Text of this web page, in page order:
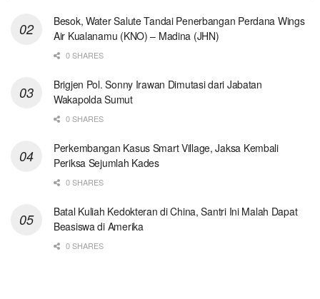
Besok, Water Salute Tandai Penerbangan Perdana Wings
Air Kualanamu (KNO) – Madina (JHN)
0 SHARES
Brigjen Pol. Sonny Irawan Dimutasi dari Jabatan
Wakapolda Sumut
0 SHARES
Perkembangan Kasus Smart Village, Jaksa Kembali
Periksa Sejumlah Kades
0 SHARES
Batal Kuliah Kedokteran di China, Santri Ini Malah Dapat
Beasiswa di Amerika
0 SHARES